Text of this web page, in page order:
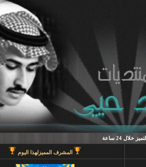
التميز خلال 24 ساعة
المشرف المميزلهذا اليوم